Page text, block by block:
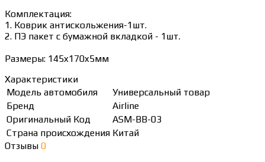
Комплектация:
1. Коврик антискольжения-1шт.
2. ПЭ пакет с бумажной вкладкой - 1шт.
Размеры: 145x170x5мм
Характеристики
Модель автомобиля
Универсальный товар
Бренд
Airline
Оригинальный Код
ASM-BB-03
Страна происхождения Китай
Отзывы 0